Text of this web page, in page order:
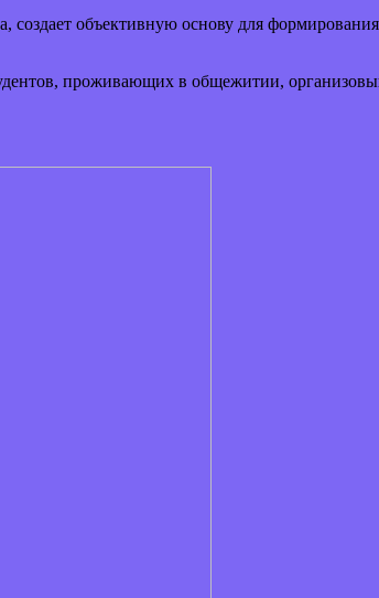
создает объективную основу для
проживающих в общежитии,